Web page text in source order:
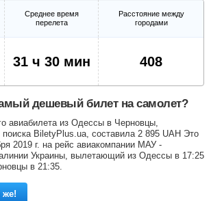
Среднее время
перелета
Расстояние между
городами
31 ч 30 мин 408
дешевый билет на самолет?
авиабилета из Одессы в Черновцы,
поиска BiletyPlus.ua, составила 2 895 UAH Это
2019 г. на рейс авиакомпании МАУ -
Украины, вылетающий из Одессы в 17:25
в 21:35.
же!